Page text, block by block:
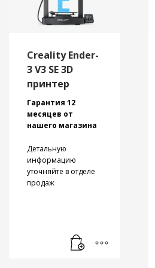
Creality Ender-
3 V3 SE 3D
принтер
Гарантия 12
месяцев от
нашего магазина
Детальную
информацию
уточняйте в отделе
продаж
220*220*250 мм
Исключительная